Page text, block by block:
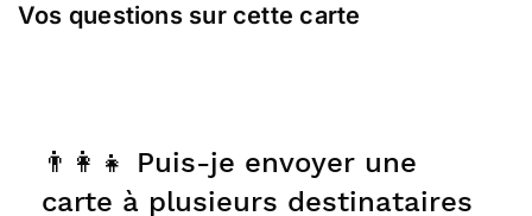
⭐⭐⭐⭐⭐ Le 17/09/2020 : Je suis enchantée de mon
⭐⭐⭐⭐⭐ Le 02/09/2020 : Carte parfaite pour
souhaiter un bon rétablissement.
Vos questions sur cette carte
👨‍👩‍👧 Puis-je envoyer une
carte à plusieurs destinataires